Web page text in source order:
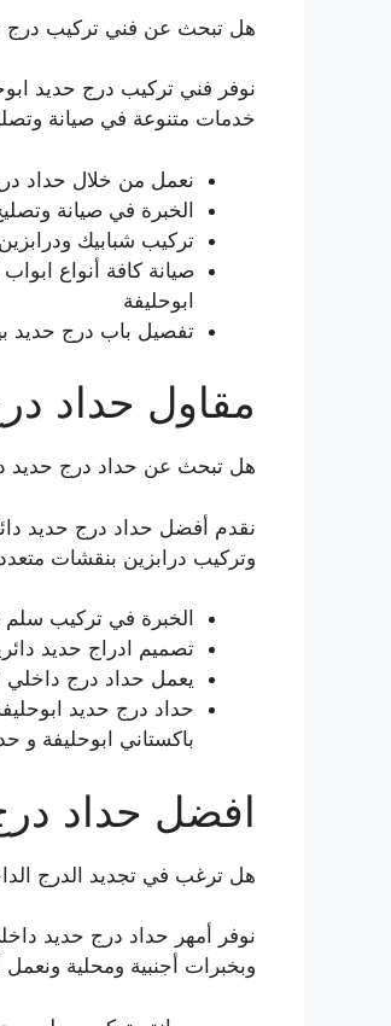
هل تبحث عن فني تركيب درج
نوفر فني تركيب درج حديد
خدمات متنوعة في صيانة
نعمل من خلال حداد
الخبرة في صيانة
تركيب شبابيك
صيانة كافة أنواع
ابوحليفة
تفصيل باب درج حديد
مقاول حداد
هل تبحث عن حداد درج حديد
نقدم أفضل حداد درج حديد
وتركيب درابزين بنقشات
الخبرة في تركيب سلم
تصميم ادراج حديد
يعمل حداد درج داخلي
حداد درج حديد
باكستاني ابوحليفة و
افضل حداد
هل ترغب في تجديد الدرج
نوفر أمهر حداد درج حديد
وبخبرات أجنبية ومحلية